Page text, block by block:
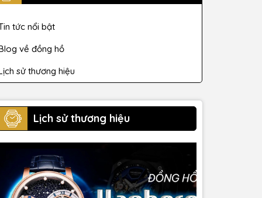
tức nổi bật
về đồng hồ
sử thương hiệu
Lịch sử thương hiệu